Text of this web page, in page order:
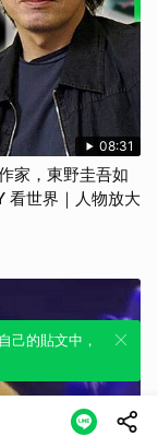
08:31
家，東野圭吾如
看世界｜人物放大
發布貼
己的貼文中，